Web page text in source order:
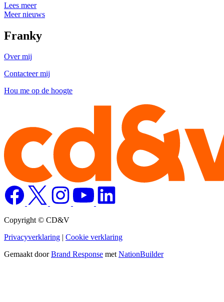
Lees meer
Meer nieuws
Franky
Over mij
Contacteer mij
Hou me op de hoogte
Copyright © CD&V
Privacyverklaring | Cookie verklaring
Gemaakt doorBrand Response metNationBuilder